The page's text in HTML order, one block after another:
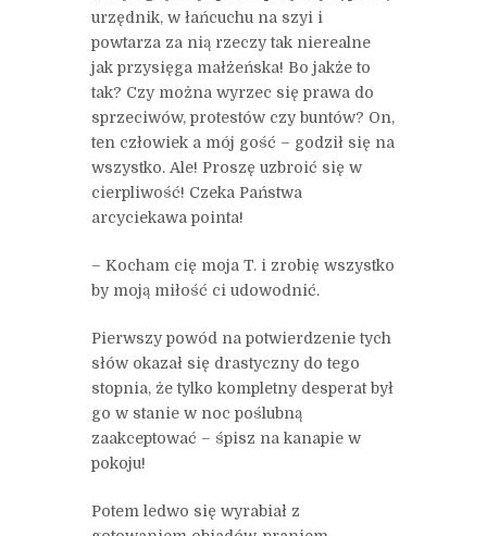
urzędnik, w łańcuchu na szyi i
powtarza za nią rzeczy tak nierealne
jak przysięga małżeńska! Bo jakże to
tak? Czy można wyrzec się prawa do
sprzeciwów, protestów czy buntów? On,
ten człowiek a mój gość – godził się na
wszystko. Ale! Proszę uzbroić się w
cierpliwość! Czeka Państwa
arcyciekawa pointa!
– Kocham cię moja T. i zrobię wszystko
by moją miłość ci udowodnić.
Pierwszy powód na potwierdzenie tych
słów okazał się drastyczny do tego
stopnia, że tylko kompletny desperat był
go w stanie w noc poślubną
zaakceptować – śpisz na kanapie w
pokoju!
Potem ledwo się wyrabiał z